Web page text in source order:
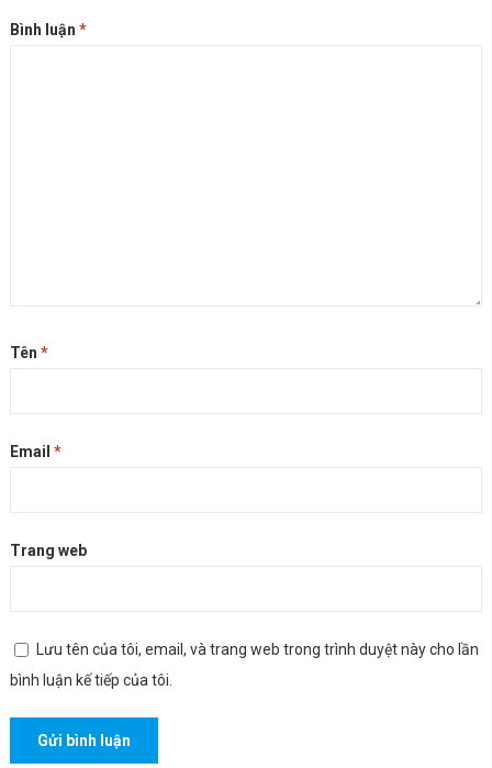
Bình luận *
Tên *
Email *
Trang web
Lưu tên của tôi, email, và trang web trong trình duyệt này cho lần
bình luận kế tiếp của tôi.